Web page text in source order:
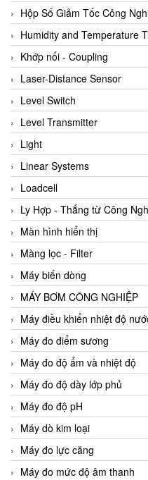
Hộp Số Giảm Tốc Công
Humidity and Temperature
Khớp nối - Coupling
Laser-Distance Sensor
Level Switch
Level Transmitter
Light
Linear Systems
Loadcell
Ly Hợp - Thắng từ Công
Màn hình hiển thị
Màng lọc - Filter
Máy biến dòng
MÁY BƠM CÔNG NGHIỆP
Máy điều khiển nhiệt độ
Máy đo điểm sương
Máy đo độ ẩm và nhiệt độ
Máy đo độ dày lớp phủ
Máy đo độ pH
Máy dò kim loại
Máy đo lực căng
Máy đo mức độ âm thanh